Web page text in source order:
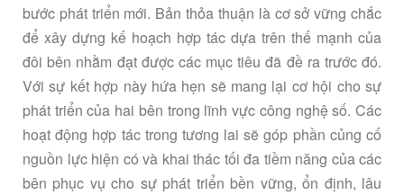
bước phát triển mới. Bản thỏa thuận là cơ sở vững chắc
để xây dựng kế hoạch hợp tác dựa trên thế mạnh của
đôi bên nhằm đạt được các mục tiêu đã đề ra trước đó.
Với sự kết hợp này hứa hẹn sẽ mang lại cơ hội cho sự
phát triển của hai bên trong lĩnh vực công nghệ số. Các
hoạt động hợp tác trong tương lai sẽ góp phần củng cố
nguồn lực hiện có và khai thác tối đa tiềm năng của các
bên phục vụ cho sự phát triển bền vững, ổn định, lâu